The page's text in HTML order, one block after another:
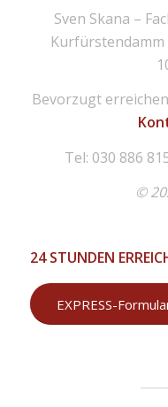
Sven Skana –
Kurfürstendamm
Bevorzugt
Tel: 030 886
©
24 STUNDEN
EXPRESS-